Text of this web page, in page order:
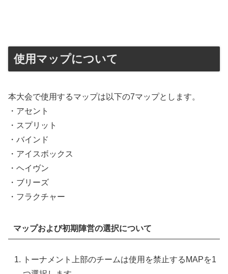
使用マップについて
本大会で使用するマップは以下の7マップとします。
・アセント
・スプリット
・バインド
・アイスボックス
・ヘイヴン
・ブリーズ
・フラクチャー
マップおよび初期陣営の選択について
トーナメント上部のチームは使用を禁止するMAPを1